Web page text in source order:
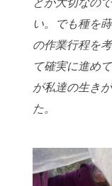
い。でも種を
の作業行程を
て確実に進め
が私達の生き
た。